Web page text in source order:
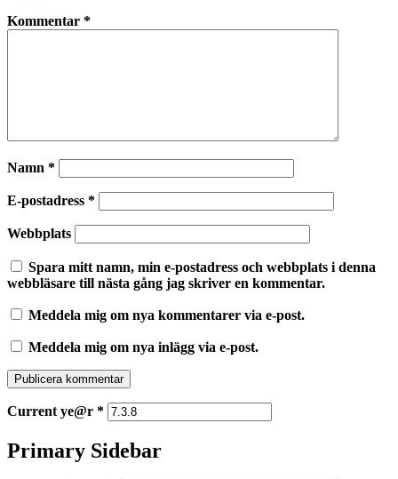
Kommentar *
Namn *
E-postadress *
Webbplats
Spara mitt namn, min e-postadress och webbplats i denna
webbläsare till nästa gång jag skriver en kommentar.
Meddela mig om nya kommentarer via e-post.
Meddela mig om nya inlägg via e-post.
Current ye@r *
Primary Sidebar